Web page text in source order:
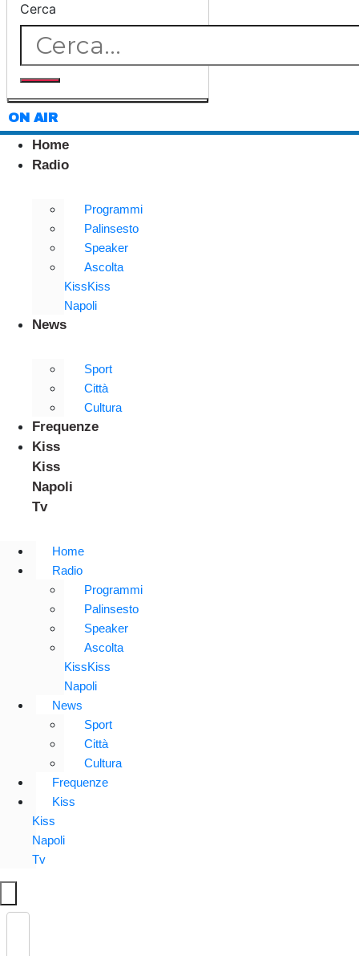
Cerca
ON AIR
Home
Radio
Programmi
Palinsesto
Speaker
Ascolta
KissKiss
Napoli
News
Sport
Città
Cultura
Frequenze
Kiss
Kiss
Napoli
Tv
Home
Radio
Programmi
Palinsesto
Speaker
Ascolta
KissKiss
Napoli
News
Sport
Città
Cultura
Frequenze
Kiss
Kiss
Napoli
Tv